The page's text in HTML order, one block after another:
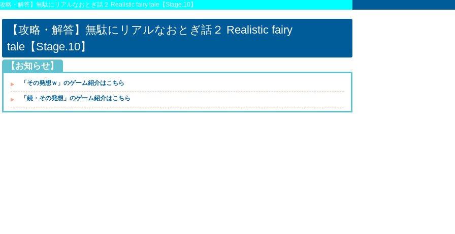
・解答】無駄にリアルなおとぎ話２ Realistic fairy tale【Stage.10】
【攻略・解答】無駄にリアルなおとぎ話２ Realistic fairy
tale【Stage.10】
【お知らせ】
「その発想ｗ」のゲーム紹介はこちら
「続・その発想」のゲーム紹介はこちら